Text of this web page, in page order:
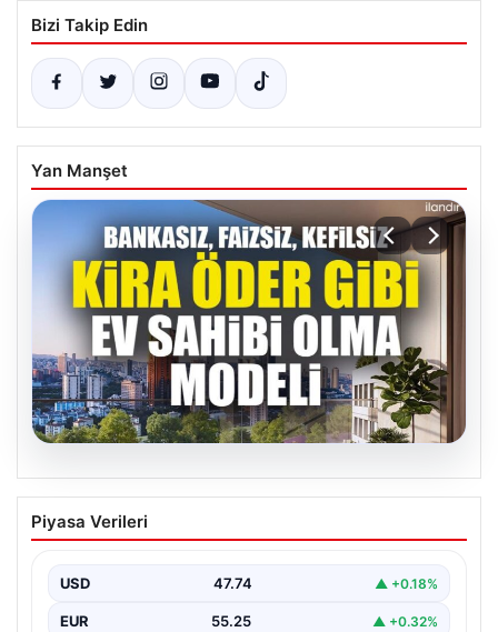
Bizi Takip Edin
Yan Manşet
07.08.2026
DAP Yapı’dan bir ilk! Emlak Konut
güvencesi Dap vizyonuyla kendi
{"title": "DAP Yapı’dan Bir İlk: Güvence ve Vizyonla Kendi
Piyasa Verileri
USD 47.74 ▲ +0.18%
EUR 55.25 ▲ +0.32%